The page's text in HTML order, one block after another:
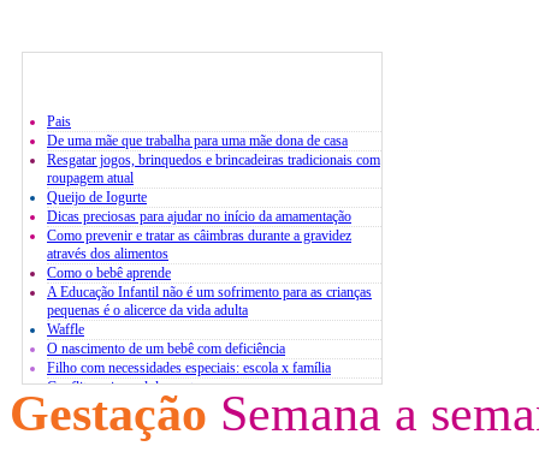
Pais
De uma mãe que trabalha para uma mãe dona de casa
Resgatar jogos, brinquedos e brincadeiras tradicionais com
roupagem atual
Queijo de Iogurte
Dicas preciosas para ajudar no início da amamentação
Como prevenir e tratar as câimbras durante a gravidez
através dos alimentos
Como o bebê aprende
A Educação Infantil não é um sofrimento para as crianças
pequenas é o alicerce da vida adulta
Waffle
O nascimento de um bebê com deficiência
Filho com necessidades especiais: escola x família
Conflito pais x adolescentes
Atividades extracurriculares
O estresse infantil
Bases para um diálogo com jovens
Gestação Semana a